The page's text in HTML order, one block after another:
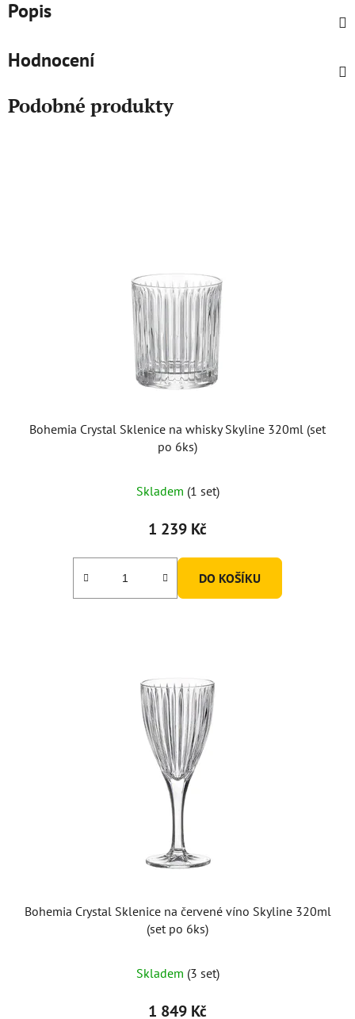
Popis
Hodnocení
Podobné produkty
Bohemia Crystal Sklenice na whisky Skyline 320ml (set
po 6ks)
Skladem (1 set)
1 239 Kč
DO KOŠÍKU
Bohemia Crystal Sklenice na červené víno Skyline 320ml
(set po 6ks)
Skladem (3 set)
1 849 Kč